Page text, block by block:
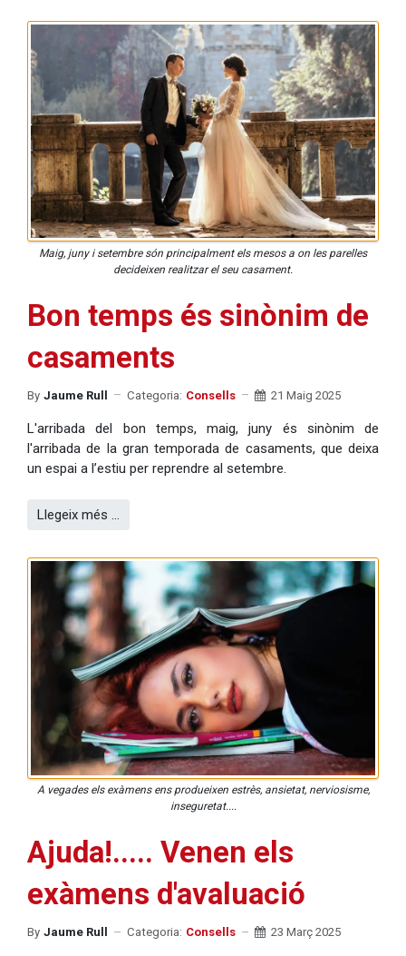
Maig, juny i setembre són principalment els mesos a on les parelles
decideixen realitzar el seu casament.
Bon temps és sinònim de
casaments
By Jaume Rull Categoria: Consells 21 Maig 2025
L'arribada del bon temps, maig, juny és sinònim de
l'arribada de la gran temporada de casaments, que deixa
un espai a l’estiu per reprendre al setembre.
Llegeix més …
A vegades els exàmens ens produeixen estrès, ansietat, nerviosisme,
inseguretat....
Ajuda!..... Venen els
exàmens d'avaluació
By Jaume Rull Categoria: Consells 23 Març 2025